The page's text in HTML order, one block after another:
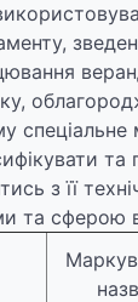
спеціальне
та
з її
та сферою